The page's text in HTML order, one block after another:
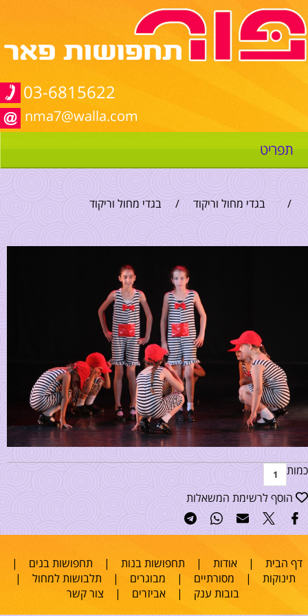
03-6815622
nma7@walla.com
תפריט
/ בגדי מחול וריקוד / בגדי מחול וריקוד
כמות
הוסף לרשימת המשאלות
דף הבית |אודות | תחפושות בנות | תחפושות בנים |
תינוקות | מסורתיים | מבוגרים | תלבושות למחול |
בובות ענק |אביזרים | צור קשר